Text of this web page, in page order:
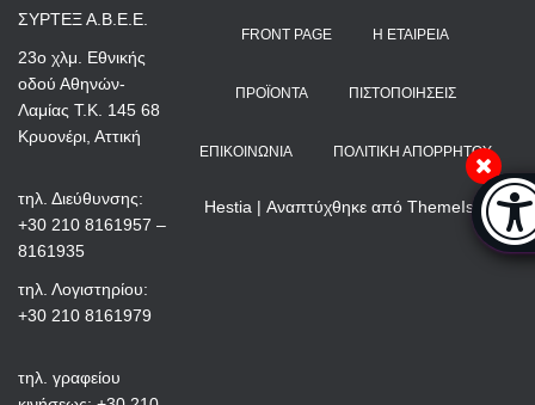
ΣΥΡΤΕΞ Α.Β.Ε.Ε.
23ο χλμ. Εθνικής
οδού Αθηνών-
Λαμίας Τ.Κ. 145 68
Κρυονέρι, Αττική
τηλ. Διεύθυνσης:
+30 210 8161957 –
8161935
τηλ. Λογιστηρίου:
+30 210 8161979
τηλ. γραφείου
FRONT PAGE Η ΕΤΑΙΡΕΊΑ
ΠΡΟΪΌΝΤΑ ΠΙΣΤΟΠΟΙΉΣΕΙΣ
ΕΠΙΚΟΙΝΩΝΊΑ ΠΟΛΙΤΙΚΉ ΑΠΟΡΡΉΤΟΥ
Hestia | Αναπτύχθηκε από ThemeIsle